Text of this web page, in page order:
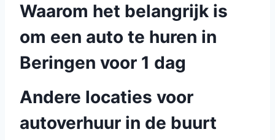
Waarom het belangrijk is
om een auto te huren in
Beringen voor 1 dag
Andere locaties voor
autoverhuur in de buurt